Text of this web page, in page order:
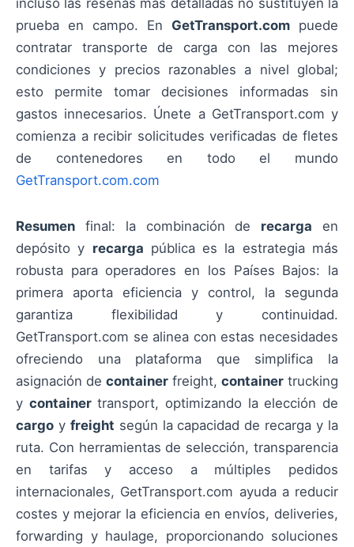
prueba en campo. En GetTransport.com puede
contratar transporte de carga con las mejores
condiciones y precios razonables a nivel global;
esto permite tomar decisiones informadas sin
gastos innecesarios. Únete a GetTransport.com y
comienza a recibir solicitudes verificadas de fletes
de contenedores en todo el mundo
GetTransport.com.com
Resumen final: la combinación de recarga en
depósito y recarga pública es la estrategia más
robusta para operadores en los Países Bajos: la
primera aporta eficiencia y control, la segunda
garantiza flexibilidad y continuidad.
GetTransport.com se alinea con estas necesidades
ofreciendo una plataforma que simplifica la
asignación de container freight, container trucking
y containertransport, optimizando la elección de
cargo y freight según la capacidad de recarga y la
ruta. Con herramientas de selección, transparencia
en tarifas y acceso a múltiples pedidos
internacionales, GetTransport.com ayuda a reducir
costes y mejorar la eficiencia en envíos, deliveries,
forwarding y haulage, proporcionando soluciones